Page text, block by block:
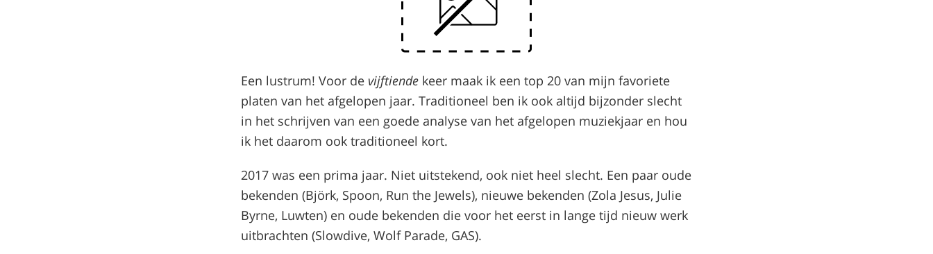
Een lustrum! Voor de vijftiende keer maak ik een top 20 van mijn favoriete
platen van het afgelopen jaar. Traditioneel ben ik ook altijd bijzonder slecht
in het schrijven van een goede analyse van het afgelopen muziekjaar en hou
ik het daarom ook traditioneel kort.
2017 was een prima jaar. Niet uitstekend, ook niet heel slecht. Een paar oude
bekenden (Björk, Spoon, Run the Jewels), nieuwe bekenden (Zola Jesus, Julie
Byrne, Luwten) en oude bekenden die voor het eerst in lange tijd nieuw werk
uitbrachten (Slowdive, Wolf Parade, GAS).